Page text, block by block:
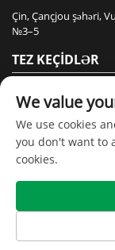
Çin, Çançjou şəhəri,
№3–5
TEZ KEÇIDLƏR
MƏHSULLAR
Müəllif hüquqları ©
We value
We use cookies
you don't want to
cookies.